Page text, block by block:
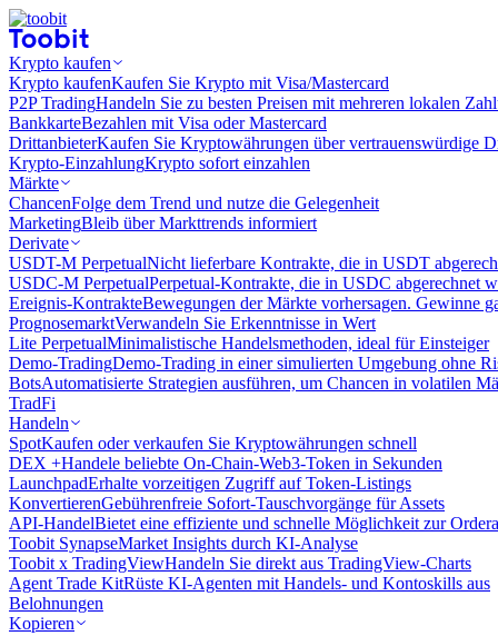
Krypto kaufen
Krypto kaufenKaufen Sie Krypto mit Visa/Mastercard
P2P TradingHandeln Sie zu besten Preisen mit mehreren lokalen
BankkarteBezahlen mit Visa oder Mastercard
DrittanbieterKaufen Sie Kryptowährungen über vertrauenswürdige
Krypto-EinzahlungKrypto sofort einzahlen
Märkte
ChancenFolge dem Trend und nutze die Gelegenheit
MarketingBleib über Markttrends informiert
Derivate
USDT-M PerpetualNicht lieferbare Kontrakte, die in USDT
USDC-M PerpetualPerpetual-Kontrakte, die in USDC abgerechnet
Ereignis-KontrakteBewegungen der Märkte vorhersagen. Gewinne
PrognosemarktVerwandeln Sie Erkenntnisse in Wert
Lite PerpetualMinimalistische Handelsmethoden, ideal für Einsteiger
Demo-TradingDemo-Trading in einer simulierten Umgebung ohne
BotsAutomatisierte Strategien ausführen, um Chancen in volatilen
TradFi
Handeln
SpotKaufen oder verkaufen Sie Kryptowährungen schnell
DEX +Handele beliebte On-Chain-Web3-Token in Sekunden
LaunchpadErhalte vorzeitigen Zugriff auf Token-Listings
KonvertierenGebührenfreie Sofort-Tauschvorgänge für Assets
API-HandelBietet eine effiziente und schnelle Möglichkeit zur
Toobit SynapseMarket Insights durch KI-Analyse
Toobit x TradingViewHandeln Sie direkt aus TradingView-Charts
Agent Trade KitRüste KI-Agenten mit Handels- und Kontoskills aus
Belohnungen
Kopieren